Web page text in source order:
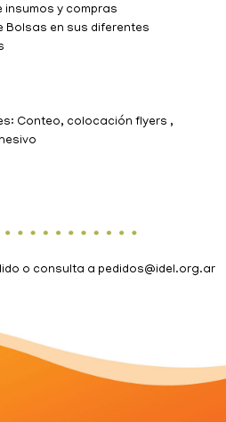
insumos y compras
Bolsas en sus diferentes
Conteo, colocación flyers ,
o consulta a pedidos@idel.org.ar